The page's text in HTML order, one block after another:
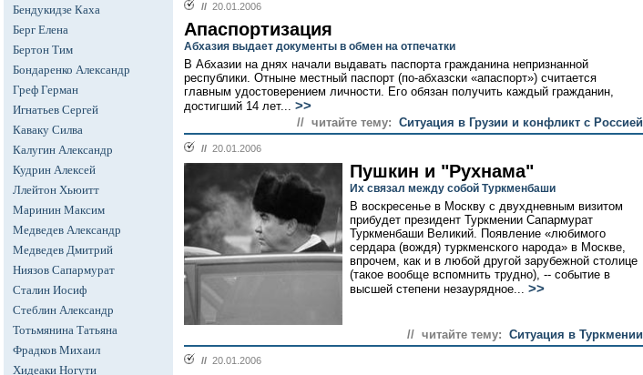
Бендукидзе Каха
Берг Елена
Бертон Тим
Бондаренко Александр
Греф Герман
Игнатьев Сергей
Каваку Силва
Калугин Александр
Кудрин Алексей
Ллейтон Хьюитт
Маринин Максим
Медведев Александр
Медведев Дмитрий
Ниязов Сапармурат
Сталин Иосиф
Стеблин Александр
Тотьмянина Татьяна
Фрадков Михаил
Хидеаки Ногути
// 20.01.2006
Апаспортизация
Абхазия выдает документы в обмен на отпечатки
В Абхазии на днях начали выдавать паспорта гражданина непризнанной
республики. Отныне местный паспорт (по-абхазски «апаспорт») считается
главным удостоверением личности. Его обязан получить каждый гражданин,
достигший 14 лет... >>
// читайте тему: Ситуация в Грузии и конфликт с Россией
// 20.01.2006
Пушкин и "Рухнама"
Их связал между собой Туркменбаши
В воскресенье в Москву с двухдневным визитом
прибудет президент Туркмении Сапармурат
Туркменбаши Великий. Появление «любимого
сердара (вождя) туркменского народа» в Москве,
впрочем, как и в любой другой зарубежной столице
(такое вообще вспомнить трудно), -- событие в
высшей степени незаурядное... >>
// читайте тему: Ситуация в Туркмении
// 20.01.2006